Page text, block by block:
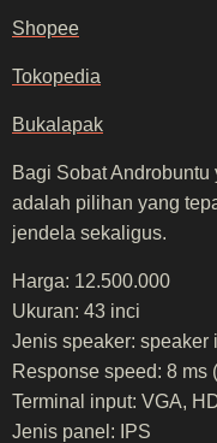
Shopee
Tokopedia
Bukalapak
Bagi Sobat Androbuntu
adalah pilihan yang
jendela sekaligus.
Harga: 12.500.000
Ukuran: 43 inci
Jenis speaker: speaker
Response speed: 8 ms
Terminal input: VGA,
Jenis panel: IPS